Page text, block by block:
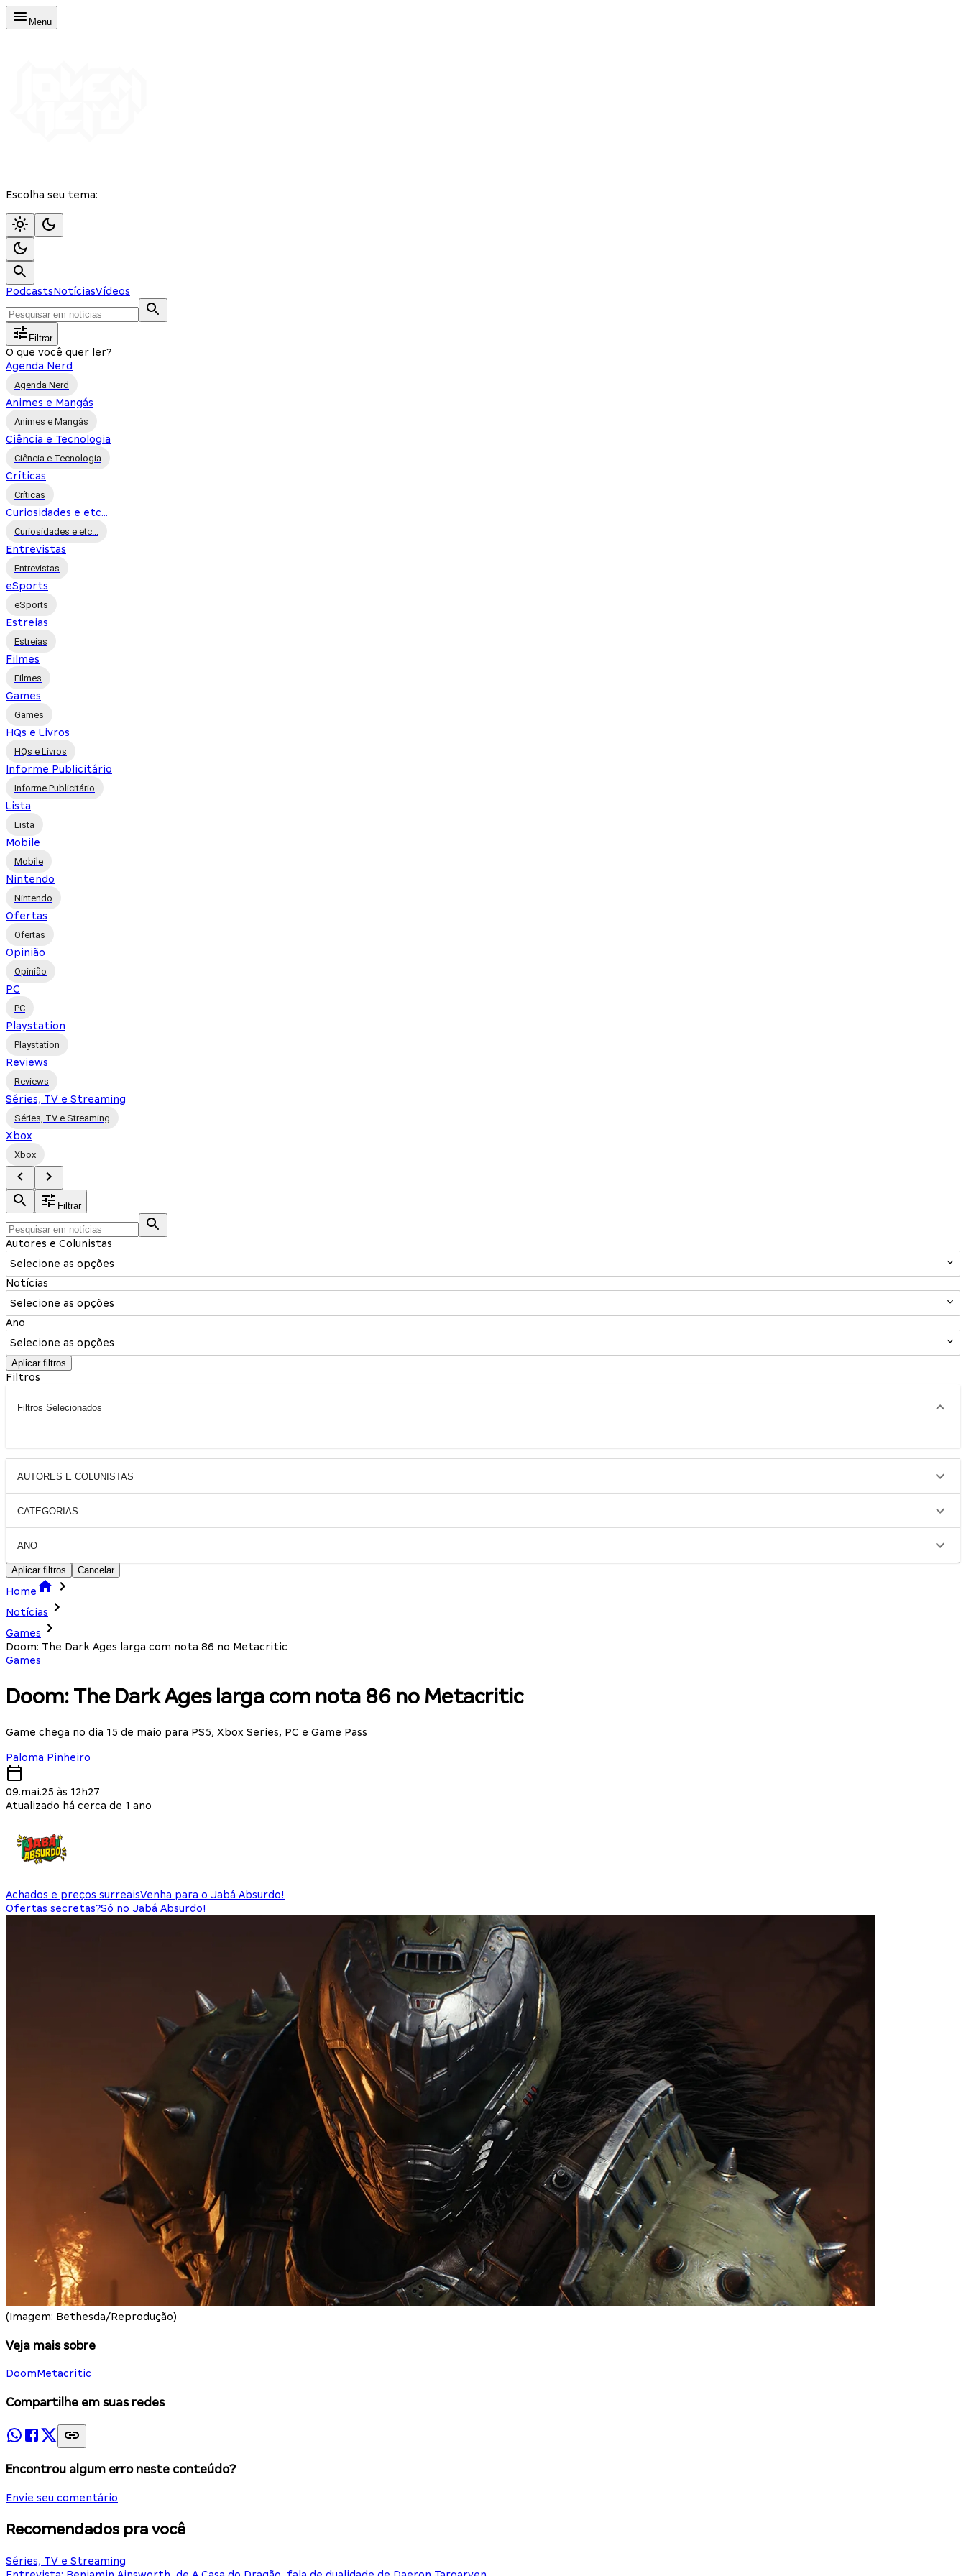
Menu
Escolha seu tema:
PodcastsNotíciasVídeos
Filtrar
O que você quer ler?
Agenda Nerd
Agenda Nerd
Animes e Mangás
Animes e Mangás
Ciência e Tecnologia
Ciência e Tecnologia
Críticas
Críticas
Curiosidades e etc...
Curiosidades e etc...
Entrevistas
Entrevistas
eSports
eSports
Estreias
Estreias
Filmes
Filmes
Games
Games
HQs e Livros
HQs e Livros
Informe Publicitário
Informe Publicitário
Lista
Lista
Mobile
Mobile
Nintendo
Nintendo
Ofertas
Ofertas
Opinião
Opinião
PC
PC
Playstation
Playstation
Reviews
Reviews
Séries, TV e Streaming
Séries, TV e Streaming
Xbox
Xbox
Filtrar
Autores e Colunistas
Selecione as opções
Notícias
Selecione as opções
Ano
Selecione as opções
Aplicar filtros
Filtros
Filtros Selecionados
AUTORES E COLUNISTAS
CATEGORIAS
ANO
Aplicar filtros Cancelar
Home
Notícias
Games
Doom: The Dark Ages larga com nota 86 no Metacritic
Games
Doom: The Dark Ages larga com nota 86 no Metacritic
Game chega no dia 15 de maio para PS5, Xbox Series, PC e Game Pass
Paloma Pinheiro
09.mai.25 às 12h27
Atualizado há cerca de 1 ano
Achados e preços surreaisVenha para o Jabá Absurdo!
Ofertas secretas?Só no Jabá Absurdo!
(Imagem: Bethesda/Reprodução)
Veja mais sobre
DoomMetacritic
Compartilhe em suas redes
Encontrou algum erro neste conteúdo?
Envie seu comentário
Recomendados pra você
Séries, TV e Streaming